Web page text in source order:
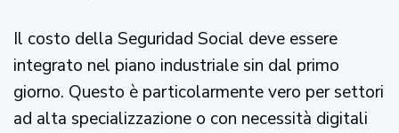
Il costo della Seguridad Social deve essere
integrato nel piano industriale sin dal primo
giorno. Questo è particolarmente vero per settori
ad alta specializzazione o con necessità digitali